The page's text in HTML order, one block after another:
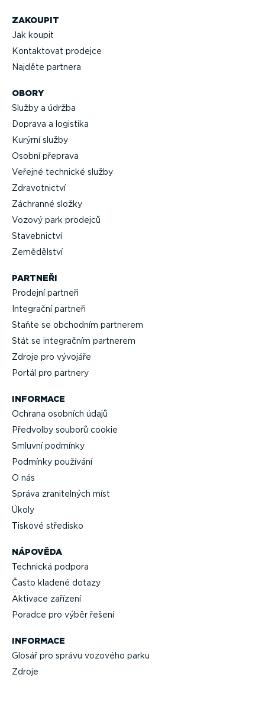
ZAKOUPIT
Jak koupit
Kontaktovat prodejce
Najděte partnera
OBORY
Služby a údržba
Doprava a logistika
Kurýrní služby
Osobní přeprava
Veřejné technické služby
Zdravot­nictví
Záchranné složky
Vozový park prodejců
Staveb­nictví
Zemědělství
NÁPOVĚDA
Technická podpora
Často kladené dotazy
Aktivace zařízení
Poradce pro výběr řešení
INFORMACE
Glosář pro správu vozového parku
Zdroje
PARTNEŘI
Prodejní partneři
Integrační partneři
Staňte se obchodním partnerem
Stát se integračním partnerem
Zdroje pro vývojáře
Portál pro partnery
INFORMACE
Ochrana osobních údajů
Předvolby souborů cookie
Smluvní podmínky
Podmínky používání
O nás
Správa zrani­telných míst
Úkoly
Tiskové středisko